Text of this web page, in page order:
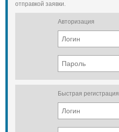
отправкой заявки.
Авторизация
Быстрая регистрация